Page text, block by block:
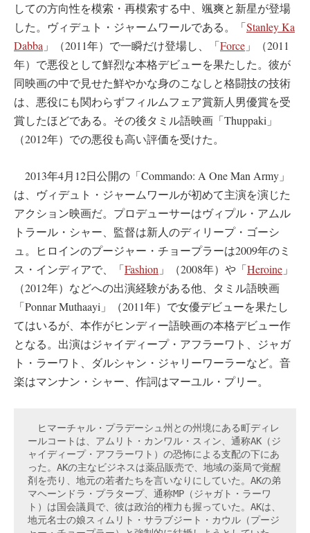
しての方向性を模索・再模索する中、颯爽と新星が登場
した。ヴィデュト・ジャームワールである。「Stanley Ka
Dabba 」（2011年）で一瞬だけ登場し、「Force 」（2011
年）で悪役として鮮烈な本格デビューを果たした。彼が
同映画の中で見せた鮮やかな身のこなしと格闘技の技術
は、悪役にも関わらずフィルムフェア賞新人男優賞を受
賞したほどである。その後タミル語映画「Thuppaki」
（2012年）での悪役も高い評価を受けた。
2013年4月12日公開の「Commando: A One Man Army」
は、ヴィデュト・ジャームワールが初めて主演を演じた
アクション映画だ。プロデューサーはヴィプル・アムル
トラール・シャー、監督は新人のディリープ・ゴーシ
ュ。ヒロインのプージャー・チョープラーは2009年のミ
ス・インディアで、「Fashion 」（2008年）や「Heroine 」
（2012年）などへの出演経験がある他、タミル語映画
「Ponnar Muthaayi」（2011年）で女優デビューを果たし
てはいるが、本作がヒンディー語映画の本格デビュー作
となる。出演はジャイディープ・アフラーワト、ジャガ
ト・ラーワト、ダルシャン・ジャリーワーラーなど。音
楽はマンナン・シャー、作詞はマーユル・プリー。
ヒマーチャル・プラデーシュ州との州境にある町ディレ
ールコートは、アムリト・カンワル・スィン、通称AK（ジ
ャイディープ・アフラーワト）の恐怖による支配の下にあ
った。AKの主なビジネスは薬品販売で、地域の薬局で覚醒
剤を売り、地元の若者たちを言いなりにしていた。AKの弟
マヘーンドラ・プラタープ、通称MP（ジャガト・ラーワ
ト）は国会議員で、彼は政治的権力も握っていた。AKは、
地元名士の娘スィムリト・サラブジート・カウル（プージ